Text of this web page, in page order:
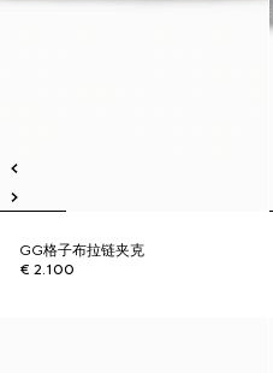
GG格子布拉链夹克
€ 2.100